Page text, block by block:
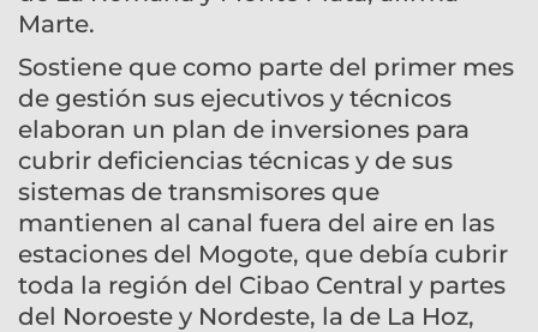
Marte.
Sostiene que como parte del primer mes
de gestión sus ejecutivos y técnicos
elaboran un plan de inversiones para
cubrir deficiencias técnicas y de sus
sistemas de transmisores que
mantienen al canal fuera del aire en las
estaciones del Mogote, que debía cubrir
toda la región del Cibao Central y partes
del Noroeste y Nordeste, la de La Hoz,